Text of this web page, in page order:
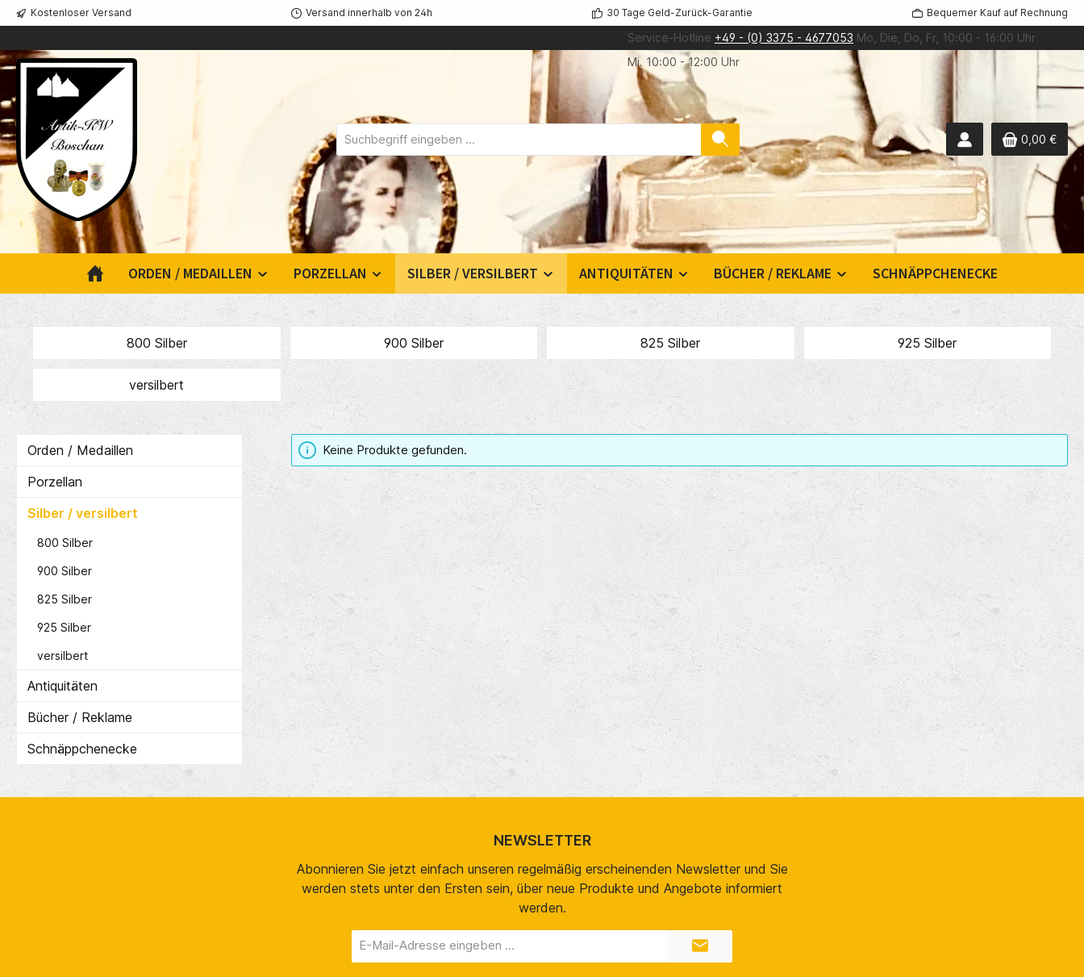
Zur Hauptnavigation springen
Kostenloser Versand Versand innerhalb von 24h 30 Tage Geld-Zurück-Garantie Bequemer Kauf auf Rechnung
Service-Hotline +49 - (0) 3375 - 4677053 Mo, Die, Do, Fr, 10:00 - 16:00 Uhr
Mi. 10:00 - 12:00 Uhr
0,00 €
ORDEN / MEDAILLEN PORZELLAN SILBER / VERSILBERT ANTIQUITÄTEN BÜCHER / REKLAME SCHNÄPPCHENECKE
800 Silber 900 Silber 825 Silber 925 Silber
versilbert
Orden / Medaillen
Porzellan
Silber / versilbert
800 Silber
900 Silber
825 Silber
925 Silber
versilbert
Antiquitäten
Bücher / Reklame
Schnäppchenecke
Keine Produkte gefunden.
NEWSLETTER
Abonnieren Sie jetzt einfach unseren regelmäßig erscheinenden Newsletter und Sie
werden stets unter den Ersten sein, über neue Produkte und Angebote informiert
werden.
Mail-
Adresse